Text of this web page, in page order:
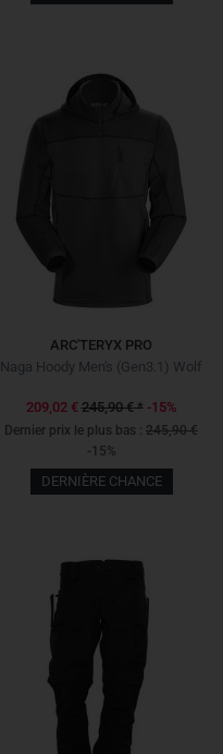
ARC'TERYX PRO
Naga Hoody Men's (Gen3.1) Wolf
209,02 € 245,90 €* -15%
Dernier prix le plus bas : 245,90 €
-15%
DERNIÈRE CHANCE